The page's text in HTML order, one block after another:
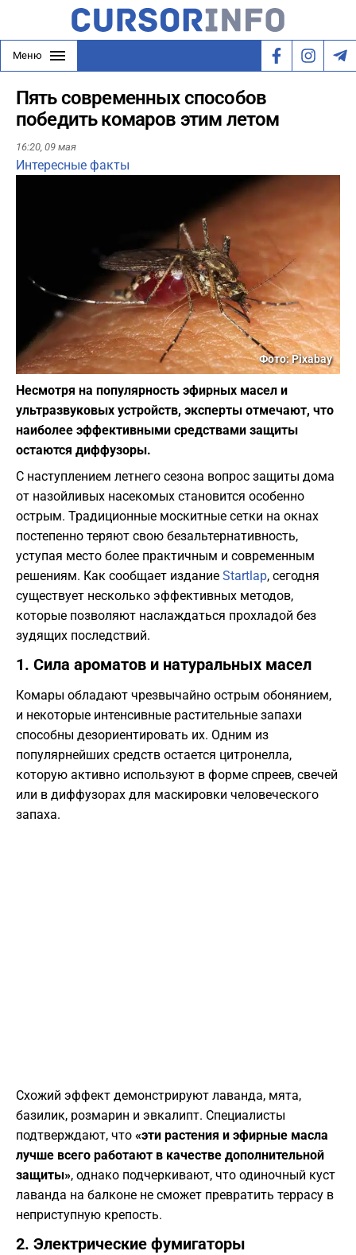
Меню
Пять современных способов
победить комаров этим летом
16:20, 09 мая
Интересные факты
Фото: Pixabay
Несмотря на популярность эфирных масел и
ультразвуковых устройств, эксперты отмечают, что
наиболее эффективными средствами защиты
остаются диффузоры.
​С наступлением летнего сезона вопрос защиты дома
от назойливых насекомых становится особенно
острым. Традиционные москитные сетки на окнах
постепенно теряют свою безальтернативность,
уступая место более практичным и современным
решениям. Как сообщает издание Startlap, сегодня
существует несколько эффективных методов,
которые позволяют наслаждаться прохладой без
зудящих последствий.
​1. Сила ароматов и натуральных масел
​Комары обладают чрезвычайно острым обонянием,
и некоторые интенсивные растительные запахи
способны дезориентировать их. Одним из
популярнейших средств остается цитронелла,
которую активно используют в форме спреев, свечей
или в диффузорах для маскировки человеческого
запаха.
​Схожий эффект демонстрируют лаванда, мята,
базилик, розмарин и эвкалипт. Специалисты
подтверждают, что «эти растения и эфирные масла
лучше всего работают в качестве дополнительной
защиты», однако подчеркивают, что одиночный куст
лаванда на балконе не сможет превратить террасу в
неприступную крепость.
​2. Электрические фумигаторы